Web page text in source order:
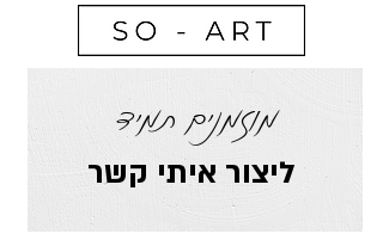
ליצור איתי קשר
מוזמנים תמיד